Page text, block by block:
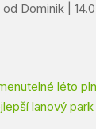
od Dominik |